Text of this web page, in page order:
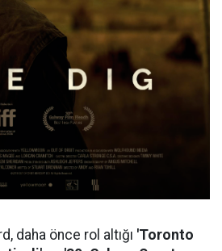
daha önce rol altığı 'Toronto